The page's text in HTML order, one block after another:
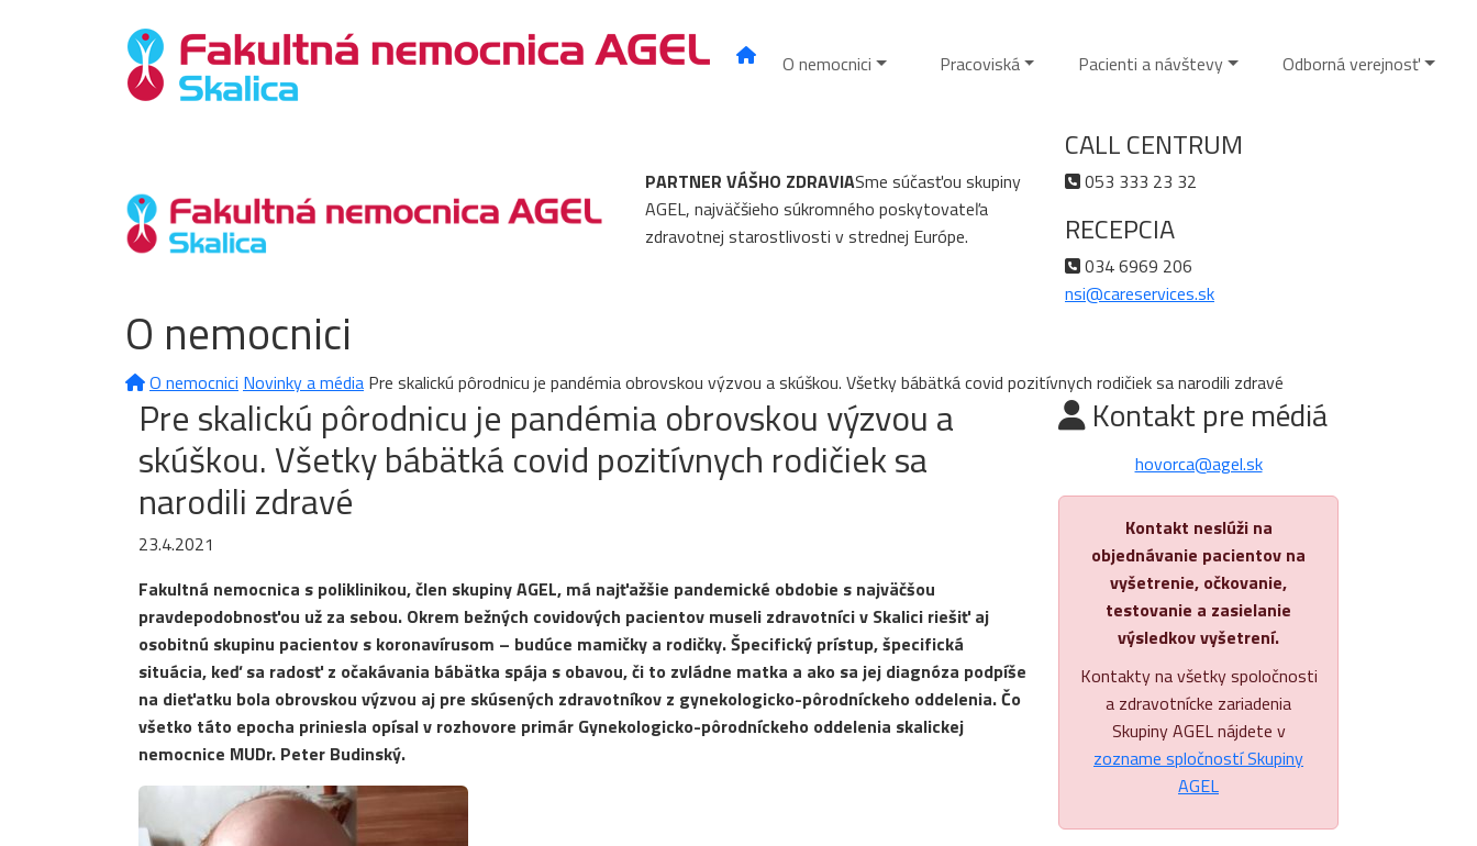
O nemocnici Pracoviská Pacienti a návštevy Odborná verejnosť
PARTNER VÁŠHO ZDRAVIASme súčasťou skupiny
AGEL, najväčšieho súkromného poskytovateľa
zdravotnej starostlivosti v strednej Európe.
CALL CENTRUM
053 333 23 32
RECEPCIA
034 6969 206
nsi@careservices.sk
O nemocnici
O nemocnici Novinky a média Pre skalickú pôrodnicu je pandémia obrovskou výzvou a skúškou. Všetky bábätká covid pozitívnych rodičiek sa narodili zdravé
Pre skalickú pôrodnicu je pandémia obrovskou výzvou a
skúškou. Všetky bábätká covid pozitívnych rodičiek sa
narodili zdravé
23.4.2021
Fakultná nemocnica s poliklinikou, člen skupiny AGEL, má najťažšie pandemické obdobie s najväčšou
pravdepodobnosťou už za sebou. Okrem bežných covidových pacientov museli zdravotníci v Skalici riešiť aj
osobitnú skupinu pacientov s koronavírusom – budúce mamičky a rodičky. Špecifický prístup, špecifická
situácia, keď sa radosť z očakávania bábätka spája s obavou, či to zvládne matka a ako sa jej diagnóza podpíše
na dieťatku bola obrovskou výzvou aj pre skúsených zdravotníkov z gynekologicko-pôrodníckeho oddelenia. Čo
všetko táto epocha priniesla opísal v rozhovore primár Gynekologicko-pôrodníckeho oddelenia skalickej
nemocnice MUDr. Peter Budinský.
Kontakt pre médiá
hovorca@agel.sk
Kontakt neslúži na
objednávanie pacientov na
vyšetrenie, očkovanie,
testovanie a zasielanie
výsledkov vyšetrení.
Kontakty na všetky spoločnosti
a zdravotnícke zariadenia
Skupiny AGEL nájdete v
zozname spločností Skupiny
AGEL